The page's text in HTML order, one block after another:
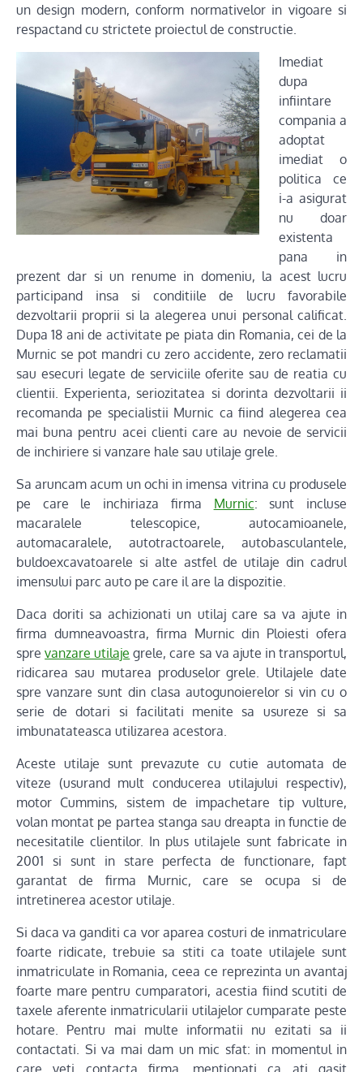
un design modern, conform normativelor in vigoare si
respactand cu strictete proiectul de constructie.
Imediat
dupa
infiintare
compania a
adoptat
imediat o
politica ce
i-a asigurat
nu doar
existenta
pana in
prezent dar si un renume in domeniu, la acest lucru
participand insa si conditiile de lucru favorabile
dezvoltarii proprii si la alegerea unui personal calificat.
Dupa 18 ani de activitate pe piata din Romania, cei de la
Murnic se pot mandri cu zero accidente, zero reclamatii
sau esecuri legate de serviciile oferite sau de reatia cu
clientii. Experienta, seriozitatea si dorinta dezvoltarii ii
recomanda pe specialistii Murnic ca fiind alegerea cea
mai buna pentru acei clienti care au nevoie de servicii
de inchiriere si vanzare hale sau utilaje grele.
Sa aruncam acum un ochi in imensa vitrina cu produsele
pe care le inchiriaza firma Murnic: sunt incluse
macaralele telescopice, autocamioanele,
automacaralele, autotractoarele, autobasculantele,
buldoexcavatoarele si alte astfel de utilaje din cadrul
imensului parc auto pe care il are la dispozitie.
Daca doriti sa achizionati un utilaj care sa va ajute in
firma dumneavoastra, firma Murnic din Ploiesti ofera
sprevanzare utilaje grele, care sa va ajute in transportul,
ridicarea sau mutarea produselor grele. Utilajele date
spre vanzare sunt din clasa autogunoierelor si vin cu o
serie de dotari si facilitati menite sa usureze si sa
imbunatateasca utilizarea acestora.
Aceste utilaje sunt prevazute cu cutie automata de
viteze (usurand mult conducerea utilajului respectiv),
motor Cummins, sistem de impachetare tip vulture,
volan montat pe partea stanga sau dreapta in functie de
necesitatile clientilor. In plus utilajele sunt fabricate in
2001 si sunt in stare perfecta de functionare, fapt
garantat de firma Murnic, care se ocupa si de
intretinerea acestor utilaje.
Si daca va ganditi ca vor aparea costuri de inmatriculare
foarte ridicate, trebuie sa stiti ca toate utilajele sunt
inmatriculate in Romania, ceea ce reprezinta un avantaj
foarte mare pentru cumparatori, acestia fiind scutiti de
taxele aferente inmatricularii utilajelor cumparate peste
hotare. Pentru mai multe informatii nu ezitati sa ii
contactati. Si va mai dam un mic sfat: in momentul in
care veti contacta firma, mentionati ca ati gasit